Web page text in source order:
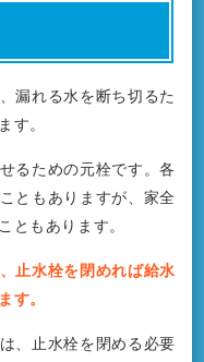
漏れる水を断ち切るた
す。
るための元栓です。各
ともありますが、家全
ともあります。
止水栓を閉めれば給水
す。
、止水栓を閉める必要